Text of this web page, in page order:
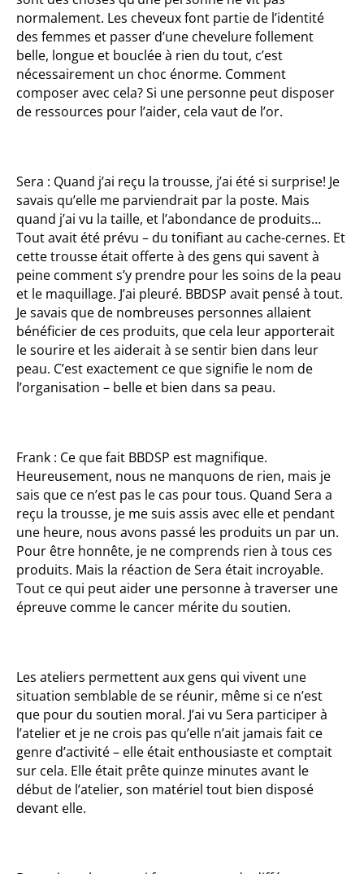
normalement. Les cheveux font partie de l’identité
des femmes et passer d’une chevelure follement
belle, longue et bouclée à rien du tout, c’est
nécessairement un choc énorme. Comment
composer avec cela? Si une personne peut disposer
de ressources pour l’aider, cela vaut de l’or.
Sera : Quand j’ai reçu la trousse, j’ai été si surprise! Je
savais qu’elle me parviendrait par la poste. Mais
quand j’ai vu la taille, et l’abondance de produits…
Tout avait été prévu – du tonifiant au cache-cernes. Et
cette trousse était offerte à des gens qui savent à
peine comment s’y prendre pour les soins de la peau
et le maquillage. J’ai pleuré. BBDSP avait pensé à tout.
Je savais que de nombreuses personnes allaient
bénéficier de ces produits, que cela leur apporterait
le sourire et les aiderait à se sentir bien dans leur
peau. C’est exactement ce que signifie le nom de
l’organisation – belle et bien dans sa peau.
Frank : Ce que fait BBDSP est magnifique.
Heureusement, nous ne manquons de rien, mais je
sais que ce n’est pas le cas pour tous. Quand Sera a
reçu la trousse, je me suis assis avec elle et pendant
une heure, nous avons passé les produits un par un.
Pour être honnête, je ne comprends rien à tous ces
produits. Mais la réaction de Sera était incroyable.
Tout ce qui peut aider une personne à traverser une
épreuve comme le cancer mérite du soutien.
Les ateliers permettent aux gens qui vivent une
situation semblable de se réunir, même si ce n’est
que pour du soutien moral. J’ai vu Sera participer à
l’atelier et je ne crois pas qu’elle n’ait jamais fait ce
genre d’activité – elle était enthousiaste et comptait
sur cela. Elle était prête quinze minutes avant le
début de l’atelier, son matériel tout bien disposé
devant elle.